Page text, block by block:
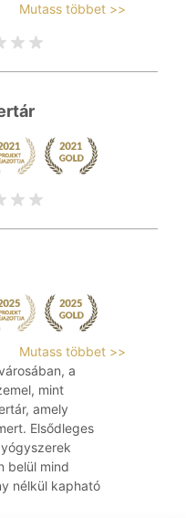
Mutass többet >>
Mutass többet >>
a
mint
amely
Elsődleges
belül mind
nélkül kapható